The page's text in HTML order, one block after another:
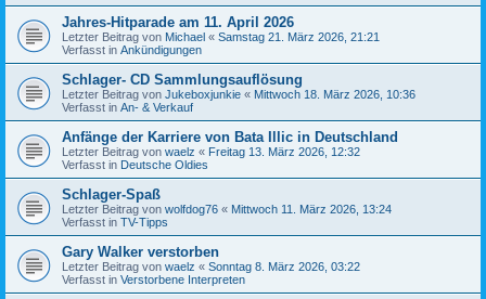
Jahres-Hitparade am 11. April 2026
Letzter Beitrag von Michael « Samstag 21. März 2026, 21:21
Verfasst in Ankündigungen
Schlager- CD Sammlungsauflösung
Letzter Beitrag von Jukeboxjunkie « Mittwoch 18. März 2026, 10:36
Verfasst in An- & Verkauf
Anfänge der Karriere von Bata Illic in Deutschland
Letzter Beitrag von waelz « Freitag 13. März 2026, 12:32
Verfasst in Deutsche Oldies
Schlager-Spaß
Letzter Beitrag von wolfdog76 « Mittwoch 11. März 2026, 13:24
Verfasst in TV-Tipps
Gary Walker verstorben
Letzter Beitrag von waelz « Sonntag 8. März 2026, 03:22
Verfasst in Verstorbene Interpreten